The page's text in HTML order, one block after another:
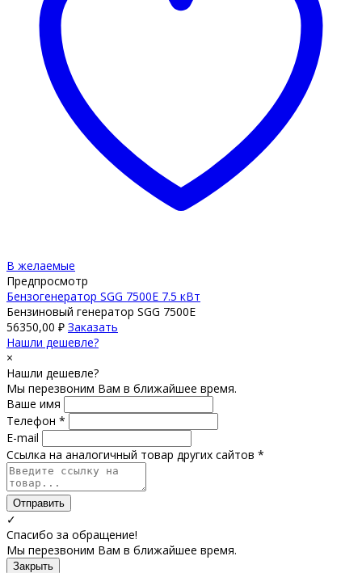
В желаемые
Предпросмотр
Бензогенератор SGG 7500Е 7.5 кВт
Бензиновый генератор SGG 7500Е
56350,00 ₽ Заказать
Нашли дешевле?
×
Нашли дешевле?
Мы перезвоним Вам в ближайшее время.
Ваше имя
Телефон *
E-mail
Ссылка на аналогичный товар других сайтов *
Отправить
✓
Спасибо за обращение!
Мы перезвоним Вам в ближайшее время.
Закрыть